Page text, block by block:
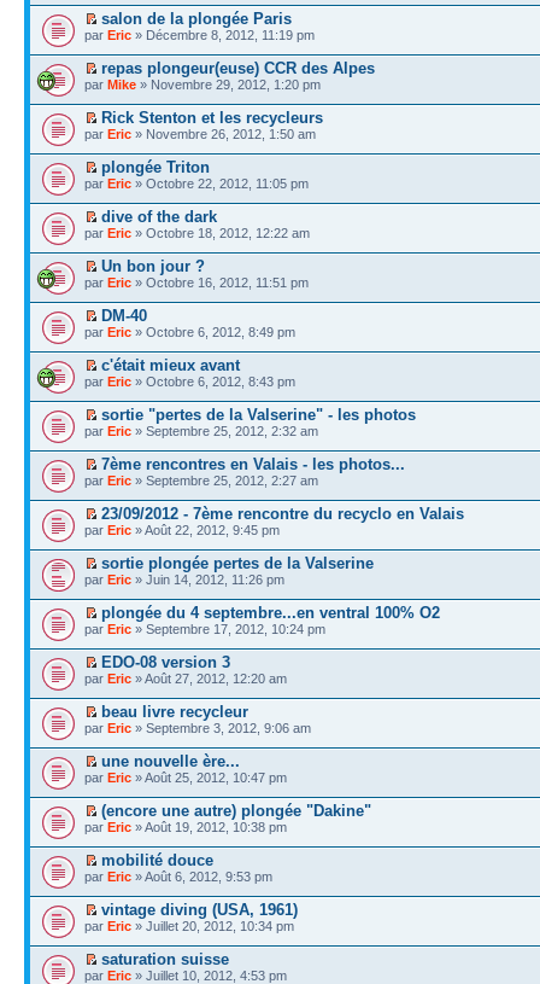
salon de la plongée Paris
par Eric » Décembre 8, 2012, 11:19 pm
repas plongeur(euse) CCR des Alpes
par Mike » Novembre 29, 2012, 1:20 pm
Rick Stenton et les recycleurs
par Eric » Novembre 26, 2012, 1:50 am
plongée Triton
par Eric » Octobre 22, 2012, 11:05 pm
dive of the dark
par Eric » Octobre 18, 2012, 12:22 am
Un bon jour ?
par Eric » Octobre 16, 2012, 11:51 pm
DM-40
par Eric » Octobre 6, 2012, 8:49 pm
c'était mieux avant
par Eric » Octobre 6, 2012, 8:43 pm
sortie "pertes de la Valserine" - les photos
par Eric » Septembre 25, 2012, 2:32 am
7ème rencontres en Valais - les photos...
par Eric » Septembre 25, 2012, 2:27 am
23/09/2012 - 7ème rencontre du recyclo en Valais
par Eric » Août 22, 2012, 9:45 pm
sortie plongée pertes de la Valserine
par Eric » Juin 14, 2012, 11:26 pm
plongée du 4 septembre...en ventral 100% O2
par Eric » Septembre 17, 2012, 10:24 pm
EDO-08 version 3
par Eric » Août 27, 2012, 12:20 am
beau livre recycleur
par Eric » Septembre 3, 2012, 9:06 am
une nouvelle ère...
par Eric » Août 25, 2012, 10:47 pm
(encore une autre) plongée "Dakine"
par Eric » Août 19, 2012, 10:38 pm
mobilité douce
par Eric » Août 6, 2012, 9:53 pm
vintage diving (USA, 1961)
par Eric » Juillet 20, 2012, 10:34 pm
saturation suisse
par Eric » Juillet 10, 2012, 4:53 pm